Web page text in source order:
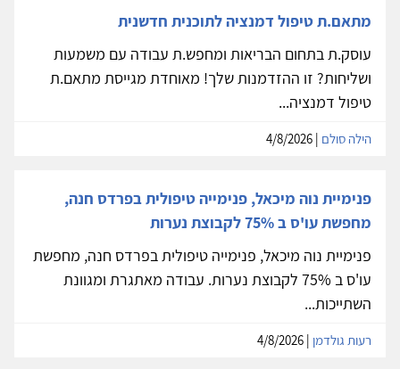
מתאם.ת טיפול דמנציה לתוכנית חדשנית
עוסק.ת בתחום הבריאות ומחפש.ת עבודה עם משמעות
ושליחות? זו ההזדמנות שלך! מאוחדת מגייסת מתאם.ת
טיפול דמנציה...
הילה סולם
פנימיית נוה מיכאל, פנימייה טיפולית בפרדס חנה,
מחפשת עו'ס ב 75% לקבוצת נערות
פנימיית נוה מיכאל, פנימייה טיפולית בפרדס חנה, מחפשת
עו'ס ב 75% לקבוצת נערות. עבודה מאתגרת ומגוונת
השתייכות...
רעות גולדמן